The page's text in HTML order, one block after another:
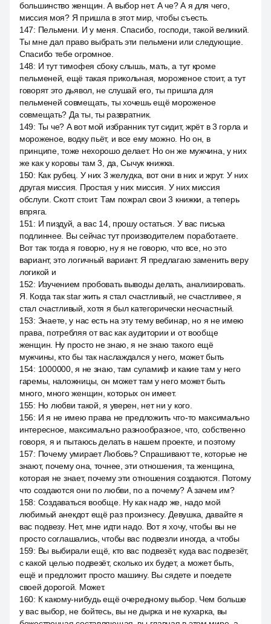
большинство женщин. А выбор нет. А че? А я для чего,
миссия моя? Я пришла в этот мир, чтобы съесть.
147: Пельмени. И у меня. Спасибо, господи, такой великий.
Ты мне дал право выбрать эти пельмени или следующие.
Спасибо тебе огромное.
148: И тут тимофея сбоку слышь, мать, а тут кроме
пельменей, ещё такая прикольная, мороженое стоит, а тут
говорят это дьявол, не слушай его, ты пришла для
пельменей совмещать, ты хочешь ещё мороженое
совмещать? Да ты, ты развратник.
149: Ты че? А вот мой избранник тут сидит, жрёт в 3 горла и
мороженое, водку пьёт, и все ему можно. Но он, в
принципе, тоже нехорошо делает. Но он же мужчина, у них
же как у коровы там 3, да, Сычук книжка.
150: Как рубец. У них 3 желудка, вот они в них и жрут. У них
другая миссия. Простая у них миссия. У них миссия
обслуги. Скотт стоит. Там пожрал свои 3 книжки, а теперь
впряга.
151 : И пиздуй, а вас 14, прошу остаться. У вас писька
подлиннее. Вы сейчас тут производителем поработаете.
Вот так тогда я говорю, ну я не говорю, что все, но это
вариант, это логичный вариант. Я предлагаю заменить веру
логикой и
152: Изучением пробовать выводы делать, анализировать.
Я. Когда так star жить я стал счастливый, не счастливее, я
стал счастливый, хотя я был категорически несчастный.
153: Знаете, у нас есть на эту тему вебинар, но я не имею
права, потребляя от вас как аудитории и от вообще
женщин. Ну просто не знаю, я не знаю такого ещё
мужчины, кто бы так наслаждался у него, может быть
154: 1000000, я не знаю, там суламиф и какие там у него
гаремы, наложницы, он может там у него может быть
много, много женщин, которых он имеет.
155: Но любви такой, я уверен, нет ни у кого.
156: И я не имею права не предложить что-то максимально
интересное, максимально разнообразное, что, собственно
говоря, я и пытаюсь делать в нашем проекте, и поэтому
157: Почему умирает Любовь? Спрашивают те, которые не
знают, почему она, точнее, эти отношения, та женщина,
которая не знает, почему эти отношения создаются. Потому
что создаются они по любви, по а почему? А зачем им?
158: Создаваться вообще. Ну как надо же, надо мой
любимый анекдот ещё раз произнесу. Девушка, давайте я
вас подвезу. Нет, мне идти надо. Вот я хочу, чтобы вы не
просто соглашались, чтобы вас подвезли иногда, а чтобы
159: Вы выбирали ещё, кто вас подвезёт, куда вас подвезёт,
с какой целью подвезёт, сколько их будет, а может быть,
ещё и предложит просто машину. Вы сядете и поедете
своей дорогой. Может.
160: К какому-нибудь ещё очередному выбор. Чем больше
у вас выбор, не бойтесь, вы не дырка и не кухарка, вы